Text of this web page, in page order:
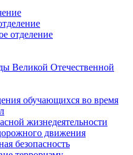
отделение
Великой Отечественной
обучающихся во время
жизнедеятельности
движения
безопасность